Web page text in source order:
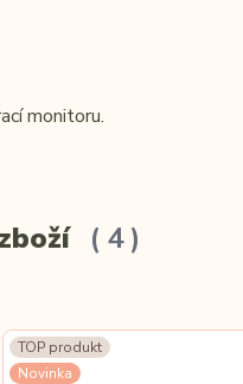
monitoru.
4
TOP produkt
Novinka